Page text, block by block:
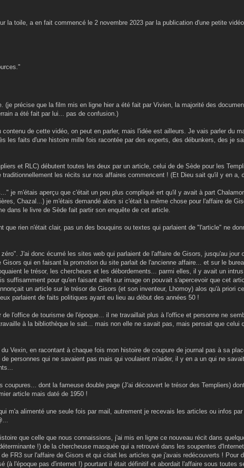
la toile, a en fait commencé le 2 novembre 2023 par la publication d'une petite
(je précise que la film mis en ligne hier a été fait par Vivien, la majorité des
a été fait par lui... pas de confusion.)
contenu de cette vidéo, on peut en parler, mais l'idée est ailleurs. Je vais parler du
les faits d'une histoire mille fois racontée par des experts, des débunkers, des je
et RLC) débutent toutes les deux par un article, celui de de Sède pour les
les récits sur nos affaires commencent ! (Et Dieu sait qu'il y en a,
je m'étais aperçu que c'était un peu plus compliqué ert qu'il y avait à part
Chazal...) je m'étais demandé alors si c'était la même chose pour l'affaire de
dans le livre de Sède fait partir son enquête de cet article.
que rien n'était clair, pas un des bouquins ou textes qui parlaient de "l'article" ne
J'ai donc écumé les sites web qui parlaient de l'affaire de Gisors, jusqu'au jour
qui en faisant la promotion du site parlait de l'ancienne affaire... et sur le
le trésor, les chercheurs et les débordements... parmi elles, il y avait un
suffisamment pour qu'en faisant arrêt sur image on pouvait s'apercevoir que cet
un article sur le trésor de Gisors (et son inventeur, Lhomoy) alos qu'à priori
parlaient de faits politiques ayant eu lieu au début des années 50 !
l'office de tourisme de l'époque... il ne travaillait plus à l'office et personne ne
à la bibliothèque le sait... mais non elle ne savait pas, mais pensait que celui
Vexin, en racontant à chaque fois mon histoire de coupure de journal pas à sa
personnes qui ne savaient pas mais qui voulaient m'aider, il y en a un qui ne
coupures... dont la fameuse double page (J'ai découvert le trésor des Templiers)
article mais daté de 1950 !
m'a alimenté une seule fois par mail, autrement je recevais les articles ou infos
que celle que nous connaissions, j'ai mis en ligne ce nouveau récit dans
!) de la chercheuse masquée qui a retrouvé dans les soupentes
FR3 sur l'affaire de Gisors et qui citait les articles que j'avais redécouverts ! Pour
(à l'époque pas d'internet !) pourtant il était définitif et abordait l'affaire sous toutes